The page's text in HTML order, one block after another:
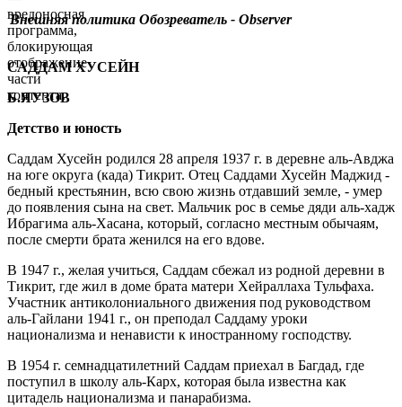
вредоносная
программа,
блокирующая
отображение
части
контента.
Внешняя политика Обозреватель - Observer
САДДАМ ХУСЕЙН
Б.ЯУЗОВ
Детство и юность
Саддам Хусейн родился 28 апреля 1937 г. в деревне аль-Авджа
на юге округа (када) Тикрит. Отец Саддами Хусейн Маджид -
бедный крестьянин, всю свою жизнь отдавший земле, - умер
до появления сына на свет. Мальчик рос в семье дяди аль-хадж
Ибрагима аль-Хасана, который, согласно местным обычаям,
после смерти брата женился на его вдове.
В 1947 г., желая учиться, Саддам сбежал из родной деревни в
Тикрит, где жил в доме брата матери Хейраллаха Тульфаха.
Участник антиколониального движения под руководством
аль-Гайлани 1941 г., он преподал Саддаму уроки
национализма и ненависти к иностранному господству.
В 1954 г. семнадцатилетний Саддам приехал в Багдад, где
поступил в школу аль-Карх, которая была известна как
цитадель национализма и панарабизма.